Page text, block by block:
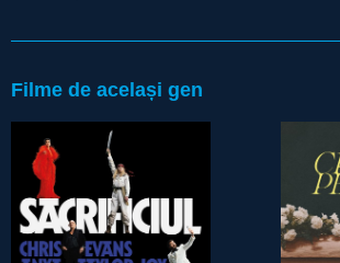
Filme de același gen